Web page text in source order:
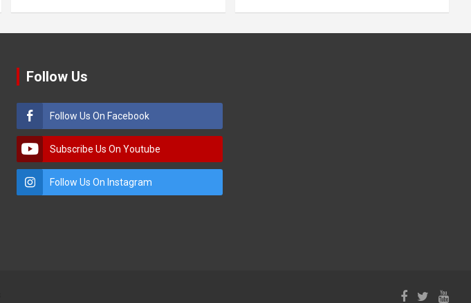
Follow Us
Follow Us On Facebook
Subscribe Us On Youtube
Follow Us On Instagram